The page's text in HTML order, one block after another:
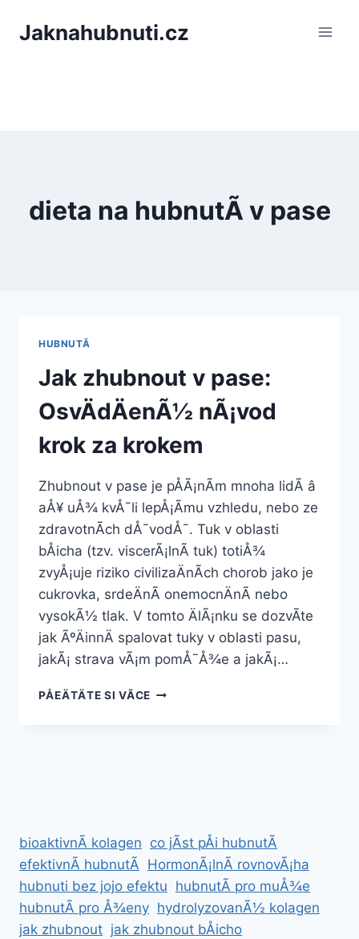
Jaknahubnuti.cz
dieta na hubnutÃ­ v pase
HUBNUTÃ­
Jak zhubnout v pase:
OsvÄdÄenÃ½ nÃ¡vod
krok za krokem
Zhubnout v pase je pÅÃ¡nÃ­m mnoha lidÃ­ â
aÅ¥ uÅ¾ kvÅ¯li lepÅ¡Ã­mu vzhledu, nebo ze
zdravotnÃ­ch dÅ¯vodÅ¯. Tuk v oblasti
bÅicha (tzv. viscerÃ¡lnÃ­ tuk) totiÅ¾
zvyÅ¡uje riziko civilizaÄnÃ­ch chorob jako je
cukrovka, srdeÄnÃ­ onemocnÄnÃ­ nebo
vysokÃ½ tlak. V tomto ÄlÃ¡nku se dozvÃ­te
jak ÃºÄinnÄ spalovat tuky v oblasti pasu,
jakÃ¡ strava vÃ¡m pomÅ¯Å¾e a jakÃ¡…
PÅEÄTÄTE SI VÃ­CEJAK
bioaktivnÃ­ kolagen co jÃ­st pÅi hubnutÃ­
efektivnÃ­ hubnutÃ­ HormonÃ¡lnÃ­ rovnovÃ¡ha
hubnuti bez jojo efektu hubnutÃ­ pro muÅ¾e
hubnutÃ­ pro Å¾eny hydrolyzovanÃ½ kolagen
jak zhubnout jak zhubnout bÅicho